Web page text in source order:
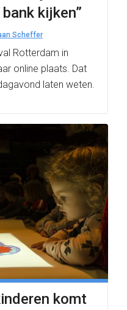
kijken”
Scheffer
Rotterdam in
online plaats. Dat
laten weten.
komt